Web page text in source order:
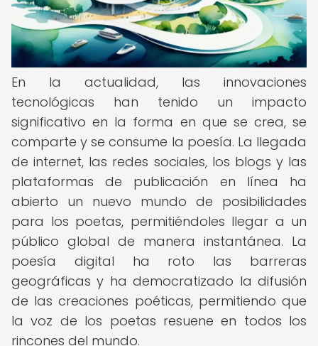
En la actualidad, las innovaciones
tecnológicas han tenido un impacto
significativo en la forma en que se crea, se
comparte y se consume la poesía. La llegada
de internet, las redes sociales, los blogs y las
plataformas de publicación en línea ha
abierto un nuevo mundo de posibilidades
para los poetas, permitiéndoles llegar a un
público global de manera instantánea. La
poesía digital ha roto las barreras
geográficas y ha democratizado la difusión
de las creaciones poéticas, permitiendo que
la voz de los poetas resuene en todos los
rincones del mundo.